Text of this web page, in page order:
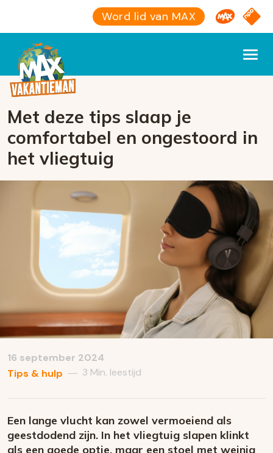
Word lid van MAX Omroep
NPO
Met deze tips slaap je
comfortabel en ongestoord in
het vliegtuig
16 september 2024
Tips & hulp — 3 Min. leestijd
Een lange vlucht kan zowel vermoeiend als
geestdodend zijn. In het vliegtuig slapen klinkt
als een goede optie, maar een stoel met weinig